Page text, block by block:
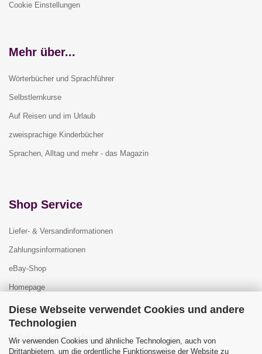
Diese Webseite verwendet Cookies und andere
Technologien
Wir verwenden Cookies und ähnliche Technologien, auch von
Drittanbietern, um die ordentliche Funktionsweise der Website zu
Cookie Einstellungen
Mehr über...
Wörterbücher und Sprachführer
Selbstlernkurse
Auf Reisen und im Urlaub
zweisprachige Kinderbücher
Sprachen, Alltag und mehr - das Magazin
Shop Service
Liefer- & Versandinformationen
Zahlungsinformationen
eBay-Shop
Homepage
Widerrufsrecht